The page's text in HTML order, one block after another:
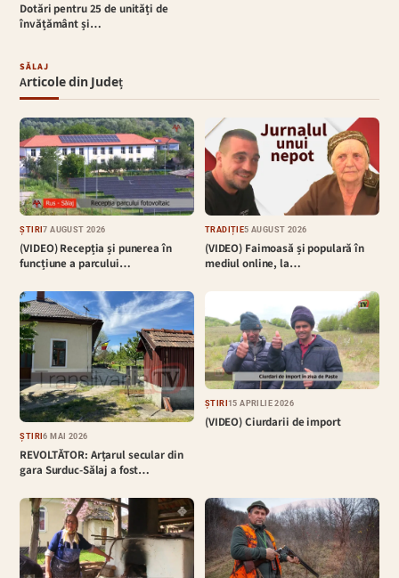
Dotări pentru 25 de unități de
învățământ și…
SĂLAJ
Articole din Județ
ȘTIRI7 AUGUST 2026
(VIDEO) Recepția și punerea în
funcțiune a parcului…
TRADIȚIE5 AUGUST 2026
(VIDEO) Faimoasă și populară în
mediul online, la…
ȘTIRI6 MAI 2026
REVOLTĂTOR: Arțarul secular din
gara Surduc-Sălaj a fost…
ȘTIRI15 APRILIE 2026
(VIDEO) Ciurdarii de import